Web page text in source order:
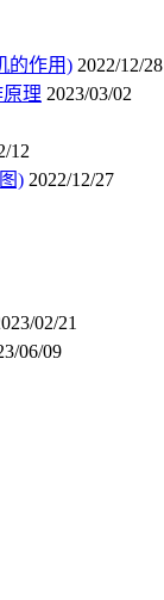
的作用) 2022/12/28
理 2023/03/02
12
) 2022/12/27
02/21
06/09